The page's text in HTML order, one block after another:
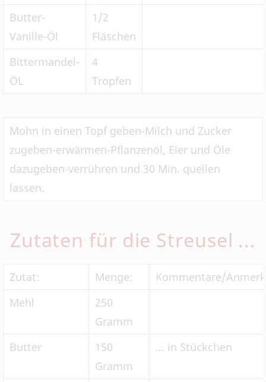
Butter-
Vanille-Öl
1/2
Fläschen
Bittermandel-
ÖL
4
Tropfen
Mohn in einen Topf geben-Milch und Zucker
zugeben-erwärmen-Pflanzenöl, Eier und Öle
dazugeben-verrühren und 30 Min. quellen
lassen.
Zutaten für die Streusel ...
Zutat: Menge:
Kommentare/
Mehl
250
Gramm
Butter
150
Gramm
... in Stückchen